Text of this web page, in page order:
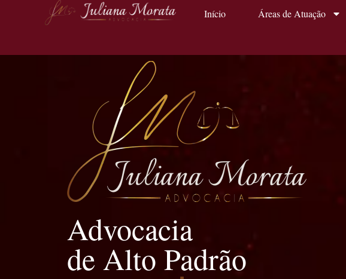
Início Áreas de Atuação
Advocacia
de Alto Padrão